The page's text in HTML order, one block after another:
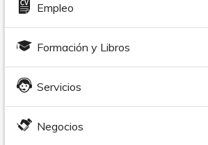
Empleo
Formación y Libros
Servicios
Negocios